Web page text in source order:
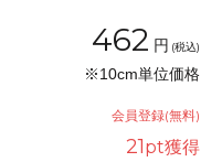
462 円 (税込)
※10cm単位価格
会員登録(無料)
21pt獲得